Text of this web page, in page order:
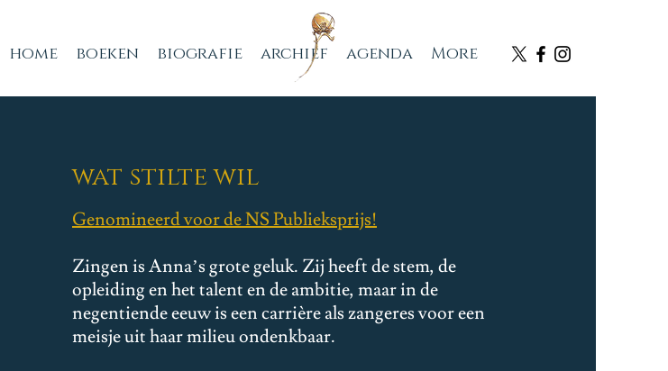
home boeken biografie archief agenda More
wat stilte wil
Genomineerd voor de NS Publieksprijs!
Zingen is Anna’s grote geluk. Zij heeft de stem, de
opleiding en het talent en de ambitie, maar in de
negentiende eeuw is een carrière als zangeres voor een
meisje uit haar milieu ondenkbaar.